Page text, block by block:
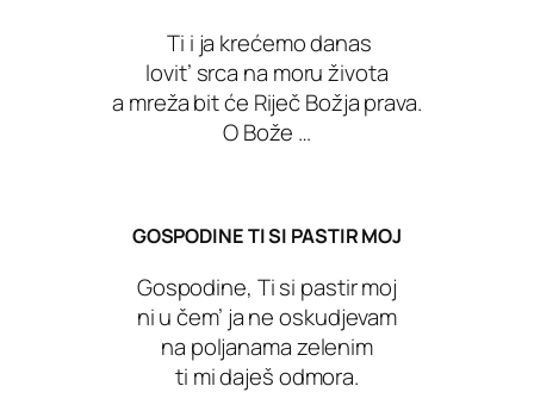
Ti i ja krećemo danas
lovit’ srca na moru života
a mreža bit će Riječ Božja prava.
O Bože …
GOSPODINE TI SI PASTIR MOJ
Gospodine, Ti si pastir moj
ni u čem’ ja ne oskudjevam
na poljanama zelenim
ti mi daješ odmora.